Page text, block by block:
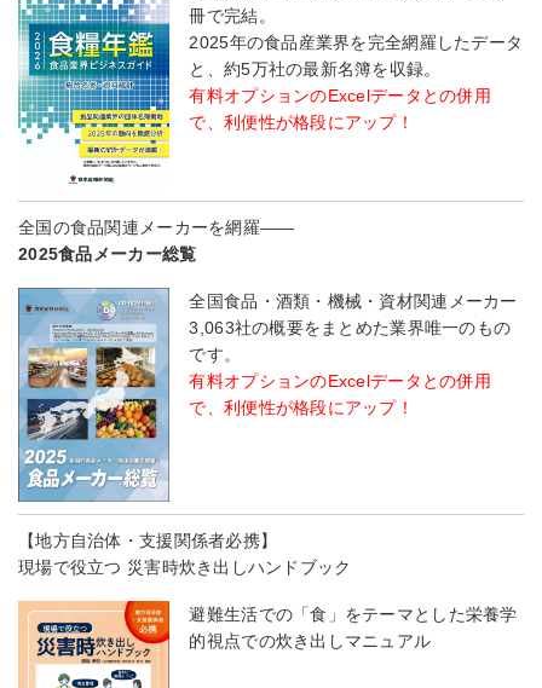
冊で完結。
2025年の食品産業界を完全網羅したデータ
と、約5万社の最新名簿を収録。
有料オプションのExcelデータとの併用
で、利便性が格段にアップ！
全国の食品関連メーカーを網羅――
2025食品メーカー総覧
全国食品・酒類・機械・資材関連メーカー
3,063社の概要をまとめた業界唯一のもの
です。
有料オプションのExcelデータとの併用
で、利便性が格段にアップ！
【地方自治体・支援関係者必携】
現場で役立つ 災害時炊き出しハンドブック
避難生活での「食」をテーマとした栄養学
的視点での炊き出しマニュアル